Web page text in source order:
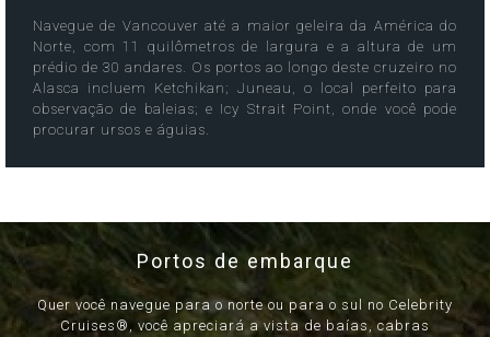
Navegue de Vancouver até a maior geleira da América do
Norte, com 11 quilômetros de largura e a altura de um
prédio de 30 andares. Os portos ao longo deste cruzeiro no
Alasca incluem Ketchikan; Juneau, o local perfeito para
observação de baleias; e Icy Strait Point, onde você pode
procurar ursos e águias.
Portos de embarque
Quer você navegue para o norte ou para o sul no Celebrity
Cruises®, você apreciará a vista de baías, cabras